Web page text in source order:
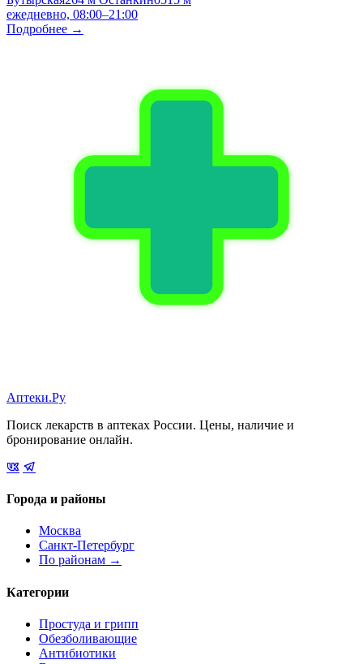
ежедневно, 08:00–21:00
Подробнее →
Аптеки.Ру
Поиск лекарств в аптеках России. Цены, наличие и
бронирование онлайн.
Города и районы
Москва
Санкт-Петербург
По районам →
Категории
Простуда и грипп
Обезболивающие
Антибиотики